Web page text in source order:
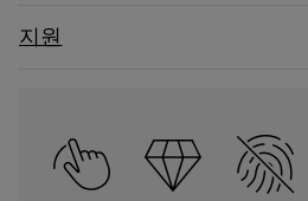
지원